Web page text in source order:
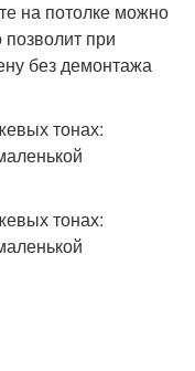
на потолке можно
при
без демонтажа